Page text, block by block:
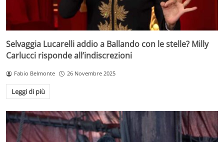
Selvaggia Lucarelli addio a Ballando con le stelle? Milly
Carlucci risponde all’indiscrezioni
Fabio Belmonte 26 Novembre 2025
Leggi di più